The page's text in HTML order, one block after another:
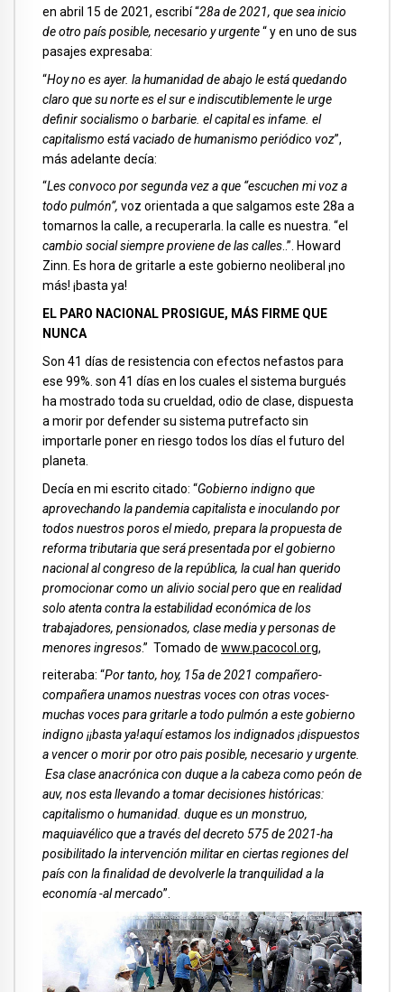
en abril 15 de 2021, escribí “28a de 2021, que sea inicio
de otro país posible, necesario y urgente“ y en uno de sus
pasajes expresaba:
“Hoy no es ayer. la humanidad de abajo le está quedando
claro que su norte es el sur e indiscutiblemente le urge
definir socialismo o barbarie. el capital es infame. el
capitalismo está vaciado de humanismo periódico voz”,
más adelante decía:
“Les convoco por segunda vez a que “escuchen mi voz a
todo pulmón”, voz orientada a que salgamos este 28a a
tomarnos la calle, a recuperarla. la calle es nuestra. “el
cambio social siempre proviene de las calles..”. Howard
Zinn. Es hora de gritarle a este gobierno neoliberal ¡no
más! ¡basta ya!
EL PARO NACIONAL PROSIGUE, MÁS FIRME QUE
NUNCA
Son 41 días de resistencia con efectos nefastos para
ese 99%. son 41 días en los cuales el sistema burgués
ha mostrado toda su crueldad, odio de clase, dispuesta
a morir por defender su sistema putrefacto sin
importarle poner en riesgo todos los días el futuro del
planeta.
Decía en mi escrito citado: “Gobierno indigno que
aprovechando la pandemia capitalista e inoculando por
todos nuestros poros el miedo, prepara la propuesta de
reforma tributaria que será presentada por el gobierno
nacional al congreso de la república, la cual han querido
promocionar como un alivio social pero que en realidad
solo atenta contra la estabilidad económica de los
trabajadores, pensionados, clase media y personas de
menores ingresos.” Tomado de www.pacocol.org,
reiteraba: “Por tanto, hoy, 15a de 2021 compañero-
compañera unamos nuestras voces con otras voces-
muchas voces para gritarle a todo pulmón a este gobierno
indigno ¡¡basta ya!aquí estamos los indignados ¡dispuestos
a vencer o morir por otro pais posible, necesario y urgente.
Esa clase anacrónica con duque a la cabeza como peón de
auv, nos esta llevando a tomar decisiones históricas:
capitalismo o humanidad. duque es un monstruo,
maquiavélico que a través del decreto 575 de 2021-ha
posibilitado la intervención militar en ciertas regiones del
país con la finalidad de devolverle la tranquilidad a la
economía -al mercado”.